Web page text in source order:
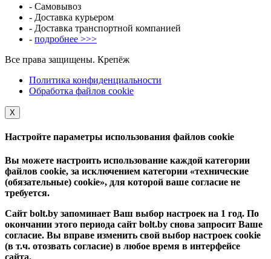
- Самовывоз
- Доставка курьером
- Доставка транспортной компанией
- подробнее >>>
Все права защищены. Крепёж
Политика конфиденциальности
Обработка файлов cookie
Х
Настройте параметры использования файлов cookie
Вы можете настроить использование каждой категории
файлов cookie, за исключением категории «технические
(обязательные) cookie», для которой ваше согласие не
требуется.
Сайт bolt.by запоминает Ваш выбор настроек на 1 год. По
окончании этого периода сайт bolt.by снова запросит Ваше
согласие. Вы вправе изменить свой выбор настроек cookie
(в т.ч. отозвать согласие) в любое время в интерфейсе